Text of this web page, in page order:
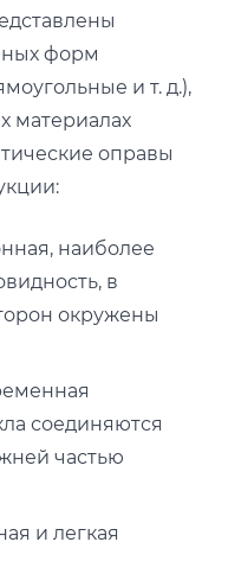
форм
и т. д.),
материалах
оправы
наиболее
в
окружены
соединяются
частью
и легкая